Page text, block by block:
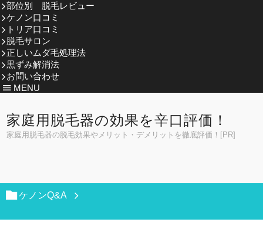
部位別 脱毛レビュー
ケノン口コミ
トリア口コミ
脱毛サロン
正しいムダ毛処理法
黒ずみ解消法
お問い合わせ
MENU
家庭用脱毛器の効果を辛口評価！
家庭用脱毛器の脱毛効果やメリット・デメリットを徹底評価！[PR]
ケノンQ&A